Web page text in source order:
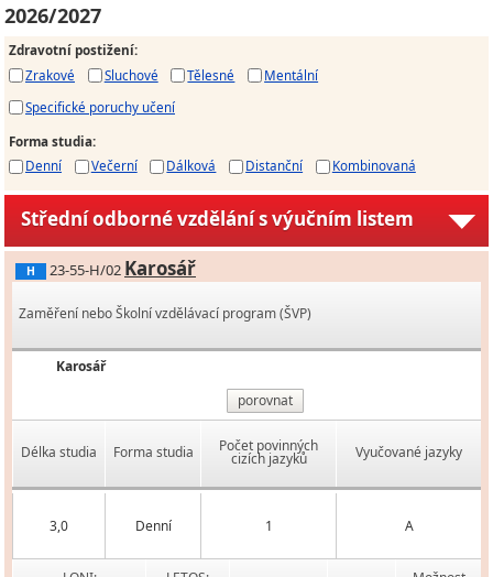
2026/2027
Zdravotní postižení:
Zrakové
Sluchové Tělesné
Mentální
Specifické poruchy učení
Forma studia:
Denní
Večerní Dálková Distanční Kombinovaná
Střední odborné vzdělání s výučním listem
H 23-55-H/02 Karosář
Zaměření nebo Školní vzdělávací program (ŠVP)
Karosář
porovnat
Délka studia Forma studia Počet povinných
cizích jazyků Vyučované jazyky
3,0 Denní 1 A